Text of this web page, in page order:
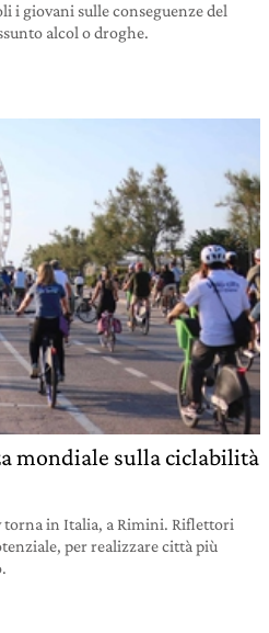
i giovani sulle conseguenze del
alcol o droghe.
mondiale sulla ciclabilità
in Italia, a Rimini. Riflettori
per realizzare città più